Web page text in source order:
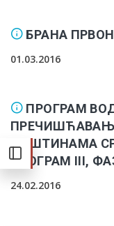
БРАНА
01.03.2016
ПРОГРАМ
ОПШТИНАМА
ПРОГРАМ III,
24.02.2016